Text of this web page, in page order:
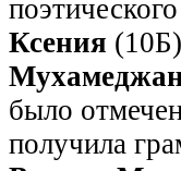
Ксения
было
получила